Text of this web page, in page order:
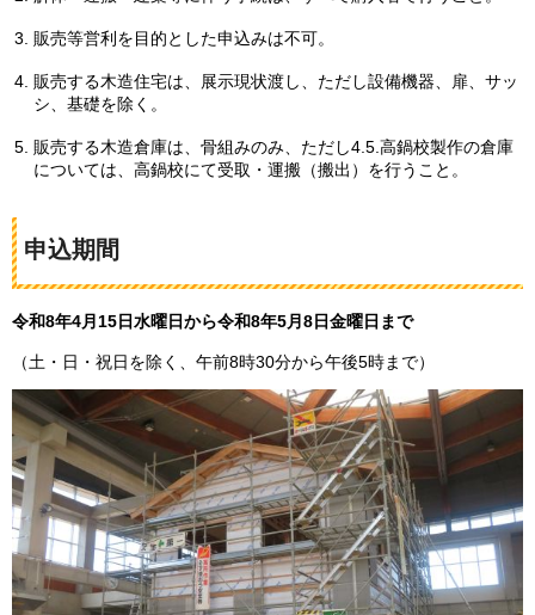
販売等営利を目的とした申込みは不可。
販売する木造住宅は、展示現状渡し、ただし設備機器、扉、サッ
シ、基礎を除く。
販売する木造倉庫は、骨組みのみ、ただし4.5.高鍋校製作の倉庫
については、高鍋校にて受取・運搬（搬出）を行うこと。
申込期間
令和8年4月15日水曜日から令和8年5月8日金曜日まで
（土・日・祝日を除く、午前8時30分から午後5時まで）